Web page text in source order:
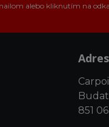
alebo kliknutím na
851